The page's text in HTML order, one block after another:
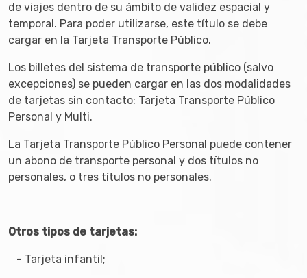
de viajes dentro de su ámbito de validez espacial y
temporal. Para poder utilizarse, este título se debe
cargar en la Tarjeta Transporte Público.
Los billetes del sistema de transporte público (salvo
excepciones) se pueden cargar en las dos modalidades
de tarjetas sin contacto: Tarjeta Transporte Público
Personal y Multi.
La Tarjeta Transporte Público Personal puede contener
un abono de transporte personal y dos títulos no
personales, o tres títulos no personales.
Otros tipos de tarjetas:
- Tarjeta infantil;